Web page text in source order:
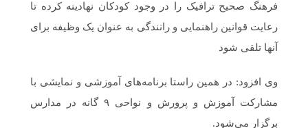
فرهنگ صحیح ترافیک را در وجود کودکان نهادینه کرده تا
رعایت قوانین راهنمایی و رانندگی به عنوان یک وظیفه برای
آنها تلقی شود
وی افزود: در همین راستا برنامه‌های آموزشی و نمایشی با
مشارکت آموزش و پرورش و نواحی ۹ گانه در مدارس
برگزار می‌شود.